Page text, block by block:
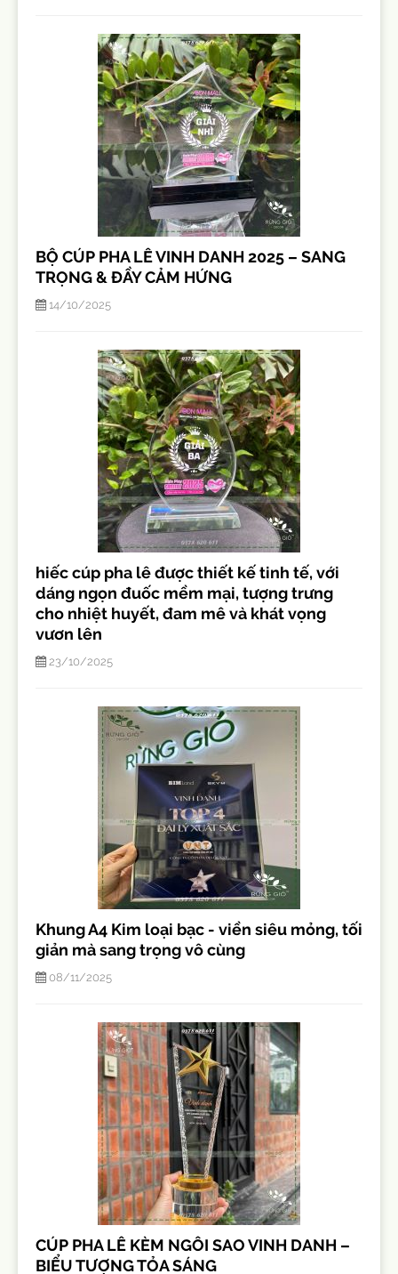
BỘ CÚP PHA LÊ VINH DANH 2025 – SANG
TRỌNG & ĐẦY CẢM HỨNG
14/10/2025
hiếc cúp pha lê được thiết kế tinh tế, với
dáng ngọn đuốc mềm mại, tượng trưng
cho nhiệt huyết, đam mê và khát vọng
vươn lên
23/10/2025
Khung A4 Kim loại bạc - viền siêu mỏng, tối
giản mà sang trọng vô cùng
08/11/2025
CÚP PHA LÊ KÈM NGÔI SAO VINH DANH –
BIỂU TƯỢNG TỎA SÁNG